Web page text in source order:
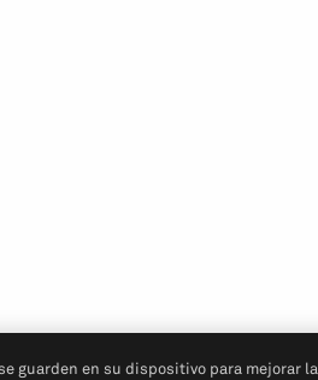
guarden en su dispositivo para mejorar la